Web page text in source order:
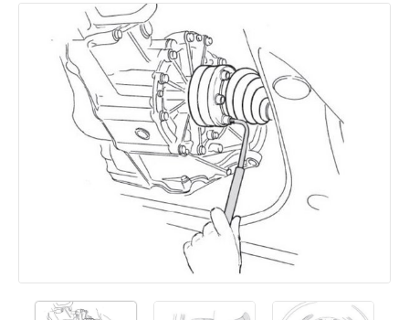
Adicionar um comentário